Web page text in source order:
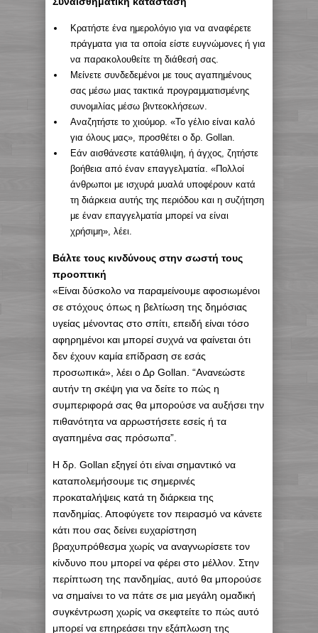
Κρατήστε ένα ημερολόγιο για να αναφέρετε
πράγματα για τα οποία είστε ευγνώμονες ή για
να παρακολουθείτε τη διάθεσή σας.
Μείνετε συνδεδεμένοι με τους αγαπημένους
σας μέσω μιας τακτικά προγραμματισμένης
συνομιλίας μέσω βιντεοκλήσεων.
Αναζητήστε το χιούμορ. «Το γέλιο είναι καλό
για όλους μας», προσθέτει ο δρ. Gollan.
Εάν αισθάνεστε κατάθλιψη, ή άγχος, ζητήστε
βοήθεια από έναν επαγγελματία. «Πολλοί
άνθρωποι με ισχυρά μυαλά υποφέρουν κατά
τη διάρκεια αυτής της περιόδου και η συζήτηση
με έναν επαγγελματία μπορεί να είναι
χρήσιμη», λέει.
Βάλτε τους κινδύνους στην σωστή τους
προοπτική
«Είναι δύσκολο να παραμείνουμε αφοσιωμένοι
σε στόχους όπως η βελτίωση της δημόσιας
υγείας μένοντας στο σπίτι, επειδή είναι τόσο
αφηρημένοι και μπορεί συχνά να φαίνεται ότι
δεν έχουν καμία επίδραση σε εσάς
προσωπικά», λέει ο Δρ Gollan. “Ανανεώστε
αυτήν τη σκέψη για να δείτε το πώς η
συμπεριφορά σας θα μπορούσε να αυξήσει την
πιθανότητα να αρρωστήσετε εσείς ή τα
αγαπημένα σας πρόσωπα”.
Η δρ. Gollan εξηγεί ότι είναι σημαντικό να
καταπολεμήσουμε τις σημερινές
προκαταλήψεις κατά τη διάρκεια της
πανδημίας. Αποφύγετε τον πειρασμό να κάνετε
κάτι που σας δείνει ευχαρίστηση
βραχυπρόθεσμα χωρίς να αναγνωρίσετε τον
κίνδυνο που μπορεί να φέρει στο μέλλον. Στην
περίπτωση της πανδημίας, αυτό θα μπορούσε
να σημαίνει το να πάτε σε μια μεγάλη ομαδική
συγκέντρωση χωρίς να σκεφτείτε το πώς αυτό
μπορεί να επηρεάσει την εξάπλωση της